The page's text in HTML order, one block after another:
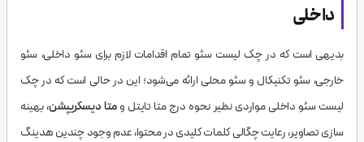
داخلی
بدیهی است که در چک لیست سئو تمام اقدامات لازم برای سئو داخلی، سئو
خارجی، سئو تکنیکال و سئو محلی ارائه می‌شود؛ این در حالی است که در چک
لیست سئو داخلی مواردی نظیر نحوه درج متا تایتل ومتا دیسکریپشن، بهینه
سازی تصاویر، رعایت چگالی کلمات کلیدی در محتوا، عدم وجود چندین هدینگ